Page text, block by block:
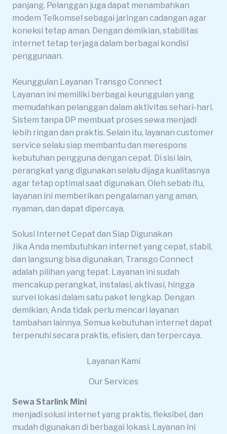
panjang. Pelanggan juga dapat menambahkan
modem Telkomsel sebagai jaringan cadangan agar
koneksi tetap aman. Dengan demikian, stabilitas
internet tetap terjaga dalam berbagai kondisi
penggunaan.
Keunggulan Layanan Transgo Connect
Layanan ini memiliki berbagai keunggulan yang
memudahkan pelanggan dalam aktivitas sehari-hari.
Sistem tanpa DP membuat proses sewa menjadi
lebih ringan dan praktis. Selain itu, layanan customer
service selalu siap membantu dan merespons
kebutuhan pengguna dengan cepat. Di sisi lain,
perangkat yang digunakan selalu dijaga kualitasnya
agar tetap optimal saat digunakan. Oleh sebab itu,
layanan ini memberikan pengalaman yang aman,
nyaman, dan dapat dipercaya.
Solusi Internet Cepat dan Siap Digunakan
Jika Anda membutuhkan internet yang cepat, stabil,
dan langsung bisa digunakan, Transgo Connect
adalah pilihan yang tepat. Layanan ini sudah
mencakup perangkat, instalasi, aktivasi, hingga
survei lokasi dalam satu paket lengkap. Dengan
demikian, Anda tidak perlu mencari layanan
tambahan lainnya. Semua kebutuhan internet dapat
terpenuhi secara praktis, efisien, dan terpercaya.
Layanan Kami
Our Services
Sewa Starlink Mini
menjadi solusi internet yang praktis, fleksibel, dan
mudah digunakan di berbagai lokasi. Layanan ini